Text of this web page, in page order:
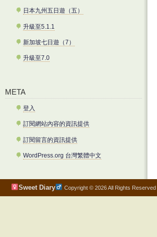
日本九州五日遊（五）
升級至5.1.1
新加坡七日遊（7）
升級至7.0
META
登入
訂閱網站內容的資訊提供
訂閱留言的資訊提供
WordPress.org 台灣繁體中文
Sweet Diary Copyright © 2026 All Rights Reserved .